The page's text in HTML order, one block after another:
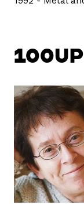
100UP